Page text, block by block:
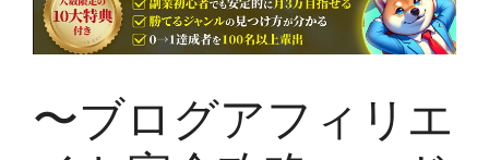
〜ブログアフィリエ